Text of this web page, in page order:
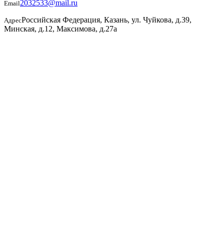
Email2032533@mail.ru
АдресРоссийская Федерация, Казань, ул. Чуйкова, д.39,
Минская, д.12, Максимова, д.27а